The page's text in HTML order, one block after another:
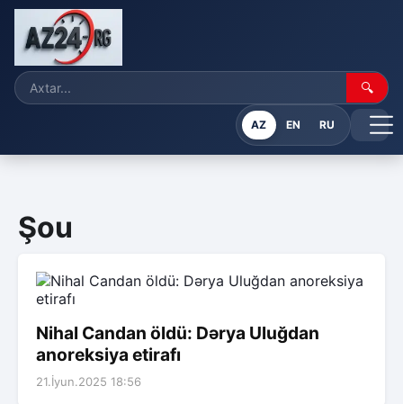
🔍
AZ EN RU
Şou
Nihal Candan öldü: Dərya Uluğdan
anoreksiya etirafı
21.İyun.2025 18:56